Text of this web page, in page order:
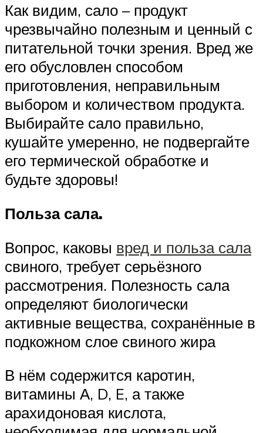
Как видим, сало – продукт
чрезвычайно полезным и ценный с
питательной точки зрения. Вред же
его обусловлен способом
приготовления, неправильным
выбором и количеством продукта.
Выбирайте сало правильно,
кушайте умеренно, не подвергайте
его термической обработке и
будьте здоровы!
Польза сала.
Вопрос, каковы вред и польза сала
свиного, требует серьёзного
рассмотрения. Полезность сала
определяют биологически
активные вещества, сохранённые в
подкожном слое свиного жира
В нём содержится каротин,
витамины А, D, E, а также
арахидоновая кислота,